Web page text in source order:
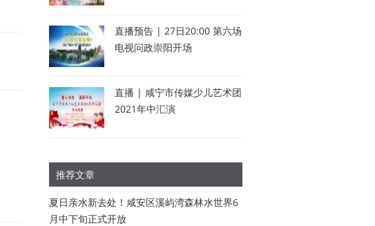
直播预告 | 27日20:00 第六场
电视问政崇阳开场
直播 | 咸宁市传媒少儿艺术团
2021年中汇演
推荐文章
夏日亲水新去处！咸安区溪屿湾森林水世界6
月中下旬正式开放